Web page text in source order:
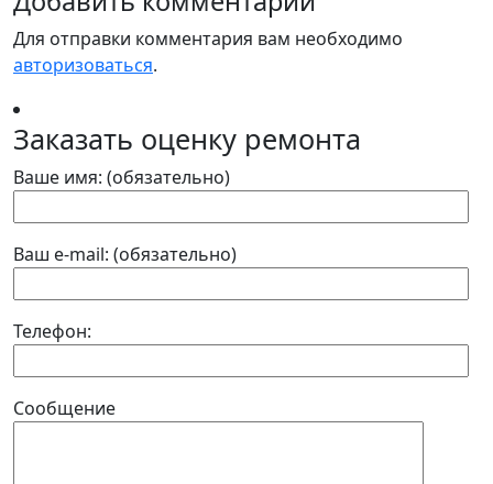
записям
Для отправки комментария вам необходимо
авторизоваться.
Заказать оценку ремонта
Ваше имя: (обязательно)
Ваш e-mail: (обязательно)
Телефон:
Сообщение